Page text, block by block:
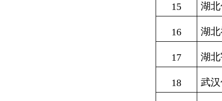
15 湖
16 湖
17 湖
18 武